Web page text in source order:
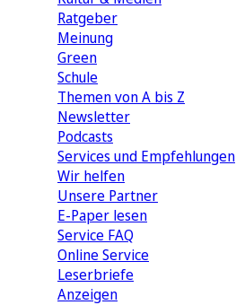
Ratgeber
Meinung
Green
Schule
Themen von A bis Z
Newsletter
Podcasts
Services und Empfehlungen
Wir helfen
Unsere Partner
E-Paper lesen
Service FAQ
Online Service
Leserbriefe
Anzeigen